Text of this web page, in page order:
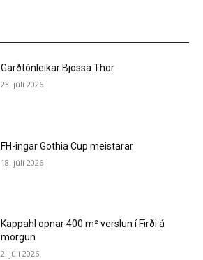
Garðtónleikar Bjössa Thor
23. júlí 2026
FH-ingar Gothia Cup meistarar
18. júlí 2026
Kappahl opnar 400 m² verslun í Firði á
morgun
2. júlí 2026